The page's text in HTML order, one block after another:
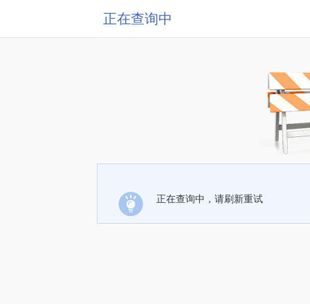
正在查询中
正在查询中，请刷新重试